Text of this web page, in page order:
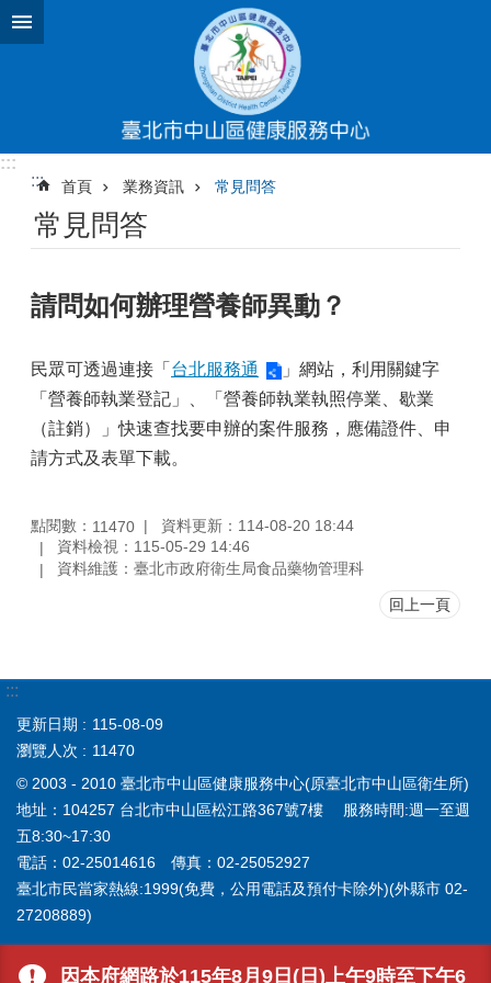
跳到主要內容區塊
:::
因本府網路於115年8月9日(日)上午9時至下午6
::: 首頁 業務資訊 常見問答
常見問答
請問如何辦理營養師異動？
民眾可透過連接「 台北服務通
」網站，利用關鍵字
「營養師執業登記」、「營養師執業執照停業、歇業
（註銷）」快速查找要申辦的案件服務，應備證件、申
請方式及表單下載。
點閱數： 11470
資料更新：114-08-20 18:44
資料檢視：115-05-29 14:46
資料維護：臺北市政府衛生局食品藥物管理科
回上一頁
:::
更新日期
115-08-09
瀏覽人次
11470
© 2003 - 2010 臺北市中山區健康服務中心(原臺北市中山區衛生所)
地址：104257 台北市中山區松江路367號7樓 服務時間:週一至週
五8:30~17:30
電話：02-25014616 傳真：02-25052927
臺北市民當家熱線:1999(免費，公用電話及預付卡除外)(外縣市 02-
27208889)